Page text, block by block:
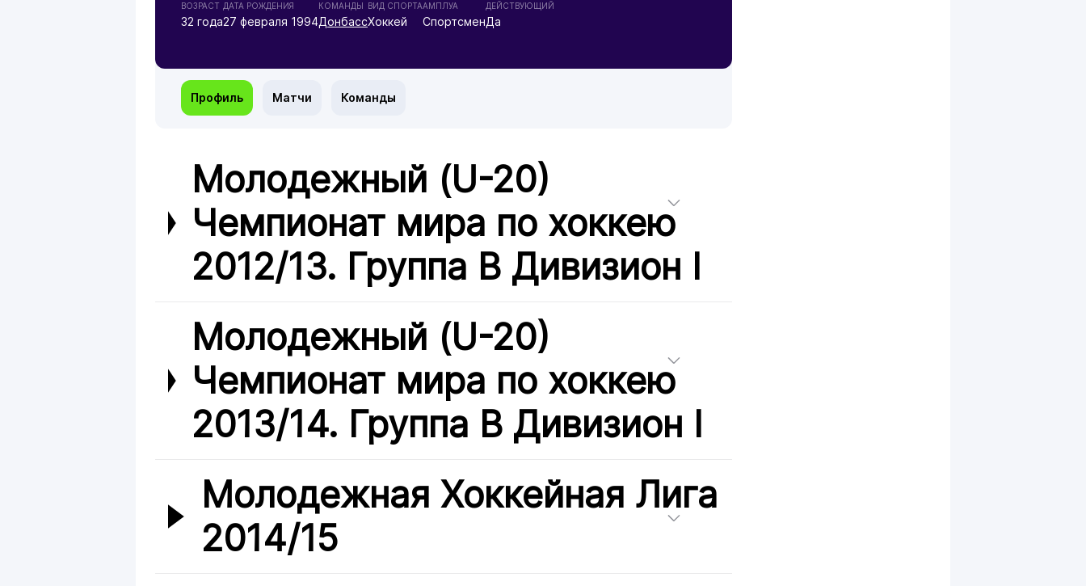
ВОЗРАСТ
32 года
ДАТА РОЖДЕНИЯ
27 февраля 1994
КОМАНДЫ
Донбасс
ВИД СПОРТА
Хоккей
АМПЛУА
Спортсмен
ДЕЙСТВУЮЩИЙ
Да
Профиль Матчи Команды
Молодежный (U-20)
Чемпионат мира по хоккею
2012/13. Группа B Дивизион I
Молодежный (U-20)
Чемпионат мира по хоккею
2013/14. Группа B Дивизион I
Молодежная Хоккейная Лига
2014/15